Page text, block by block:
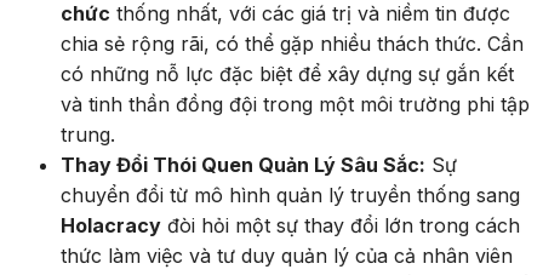
chức thống nhất, với các giá trị và niềm tin được
chia sẻ rộng rãi, có thể gặp nhiều thách thức. Cần
có những nỗ lực đặc biệt để xây dựng sự gắn kết
và tinh thần đồng đội trong một môi trường phi tập
trung.
Thay Đổi Thói Quen Quản Lý Sâu Sắc: Sự
chuyển đổi từ mô hình quản lý truyền thống sang
Holacracy đòi hỏi một sự thay đổi lớn trong cách
thức làm việc và tư duy quản lý của cả nhân viên